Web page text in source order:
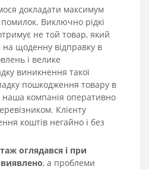
докладати максимум
Виключно рідкі
не той товар, який
щоденну відправку в
і велике
виникнення такої
пошкодження товару в
наша компанія оперативно
Клієнту
коштів негайно і без
оглядався і при
, а проблеми